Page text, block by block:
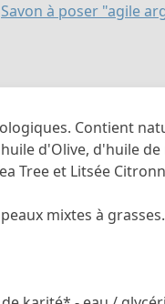
Savon à poser "agile
Contient
d'Olive, d'huile de
Tree et Litsée
mixtes à